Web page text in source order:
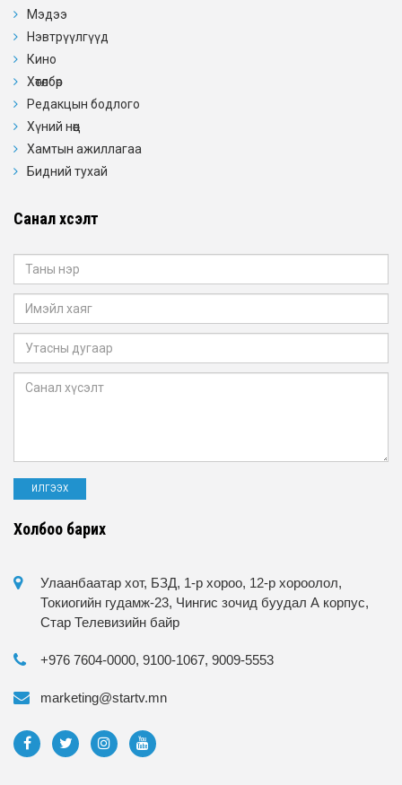
Мэдээ
Нэвтрүүлгүүд
Кино
Хөтөлбөр
Редакцын бодлого
Хүний нөөц
Хамтын ажиллагаа
Бидний тухай
Санал хүсэлт
Холбоо барих
Улаанбаатар хот, БЗД, 1-р хороо, 12-р хороолол,
Токиогийн гудамж-23, Чингис зочид буудал А корпус,
Стар Телевизийн байр
+976 7604-0000, 9100-1067, 9009-5553
marketing@startv.mn